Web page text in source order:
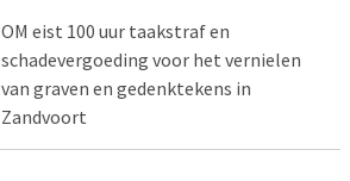
OM eist 100 uur taakstraf en
schadevergoeding voor het vernielen
van graven en gedenktekens in
Zandvoort